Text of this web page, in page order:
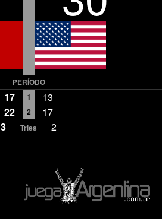
PERÍODO
17 1
13
22
2
17
3
Tries 2